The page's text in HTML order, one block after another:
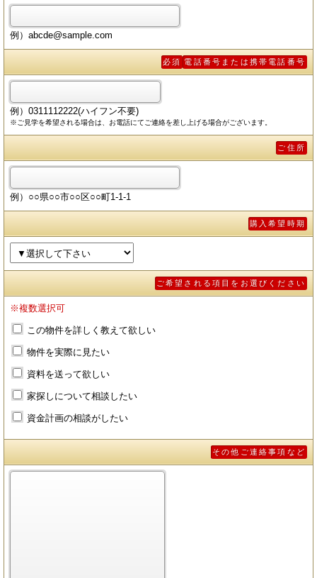
例）abcde@sample.com
電話番号または携帯電話番号
必須
例）0311112222(ハイフン不要)
※ご見学を希望される場合は、お電話にてご連絡を差し上げる場合がございます。
ご住所
例）○○県○○市○○区○○町1-1-1
購入希望時期
ご希望される項目をお選びください
※複数選択可
この物件を詳しく教えて欲しい
物件を実際に見たい
資料を送って欲しい
家探しについて相談したい
資金計画の相談がしたい
その他ご連絡事項など